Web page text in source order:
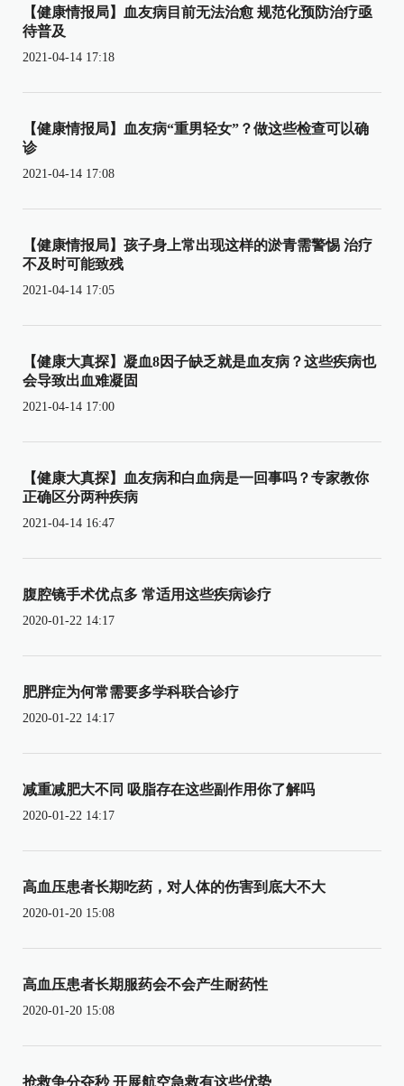
【健康情报局】血友病目前无法治愈 规范化预防治疗亟
待普及
2021-04-14 17:18
【健康情报局】血友病“重男轻女”？做这些检查可以确
诊
2021-04-14 17:08
【健康情报局】孩子身上常出现这样的淤青需警惕 治疗
不及时可能致残
2021-04-14 17:05
【健康大真探】凝血8因子缺乏就是血友病？这些疾病也
会导致出血难凝固
2021-04-14 17:00
【健康大真探】血友病和白血病是一回事吗？专家教你
正确区分两种疾病
2021-04-14 16:47
腹腔镜手术优点多 常适用这些疾病诊疗
2020-01-22 14:17
肥胖症为何常需要多学科联合诊疗
2020-01-22 14:17
减重减肥大不同 吸脂存在这些副作用你了解吗
2020-01-22 14:17
高血压患者长期吃药，对人体的伤害到底大不大
2020-01-20 15:08
高血压患者长期服药会不会产生耐药性
2020-01-20 15:08
抢救争分夺秒 开展航空急救有这些优势